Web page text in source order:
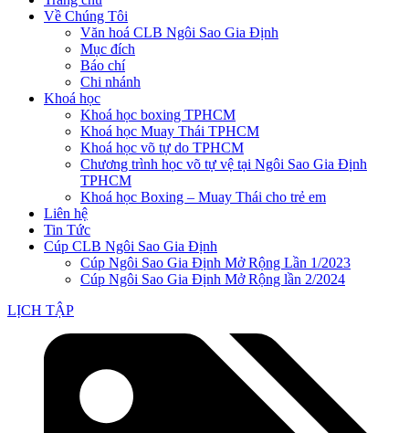
Về Chúng Tôi
Văn hoá CLB Ngôi Sao Gia Định
Mục đích
Báo chí
Chi nhánh
Khoá học
Khoá học boxing TPHCM
Khoá học Muay Thái TPHCM
Khoá học võ tự do TPHCM
Chương trình học võ tự vệ tại Ngôi Sao Gia Định
TPHCM
Khoá học Boxing – Muay Thái cho trẻ em
Liên hệ
Tin Tức
Cúp CLB Ngôi Sao Gia Định
Cúp Ngôi Sao Gia Định Mở Rộng Lần 1/2023
Cúp Ngôi Sao Gia Định Mở Rộng lần 2/2024
LỊCH TẬP